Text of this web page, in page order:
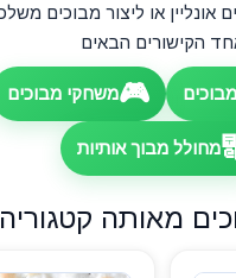
או ליצור מבוכים
הקישורים הבאים
🎮משחקי מבוכים
מחולל מבוך אותיות
מאותה קטגוריה